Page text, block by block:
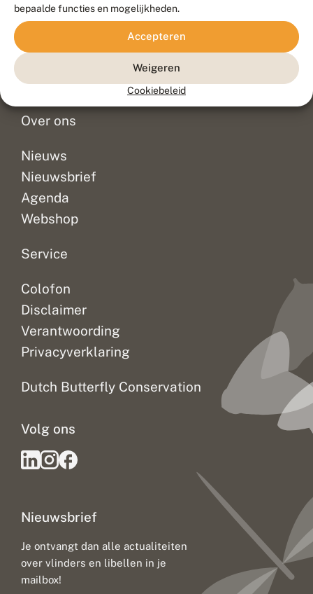
bepaalde functies en mogelijkheden.
Accepteren
Weigeren
Cookiebeleid
Contact
Veelgestelde vragen
Doneer
Over ons
Nieuws
Nieuwsbrief
Agenda
Webshop
Service
Colofon
Disclaimer
Verantwoording
Privacyverklaring
Dutch Butterfly Conservation
Nieuwsbrief
Je ontvangt dan alle actualiteiten
over vlinders en libellen in je
mailbox!
Volg ons
Privacy
Disclaimer
Sitemap